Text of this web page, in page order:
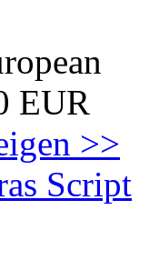
EUR
>>
Script